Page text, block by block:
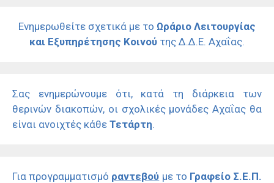
Ενημερωθείτε σχετικά με το Ωράριο Λειτουργίας
και Εξυπηρέτησης Κοινού της Δ.Δ.Ε. Αχαΐας.
Σας ενημερώνουμε ότι, κατά τη διάρκεια των
θερινών διακοπών, οι σχολικές μονάδες Αχαΐας θα
είναι ανοιχτές κάθε Τετάρτη.
Για προγραμματισμό ραντεβού με το Γραφείο Σ.Ε.Π.